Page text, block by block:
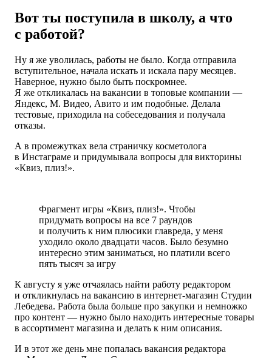
Вот ты поступила в школу, а что
с работой?
Ну я же уволилась, работы не было. Когда отправила
вступительное, начала искать и искала пару месяцев.
Наверное, нужно было быть поскромнее.
Я же откликалась на вакансии в топовые компании —
Яндекс, М. Видео, Авито и им подобные. Делала
тестовые, приходила на собеседования и получала
отказы.
А в промежутках вела страничку косметолога
в Инстаграме и придумывала вопросы для викторины
«Квиз, плиз!».
Фрагмент игры «Квиз, плиз!». Чтобы
придумать вопросы на все 7 раундов
и получить к ним плюсики главреда, у меня
уходило около двадцати часов. Было безумно
интересно этим заниматься, но платили всего
пять тысяч за игру
К августу я уже отчаялась найти работу редактором
и откликнулась на вакансию в интернет-магазин Студии
Лебедева. Работа была больше про закупки и немножко
про контент — нужно было находить интересные товары
в ассортимент магазина и делать к ним описания.
И в этот же день мне попалась вакансия редактора